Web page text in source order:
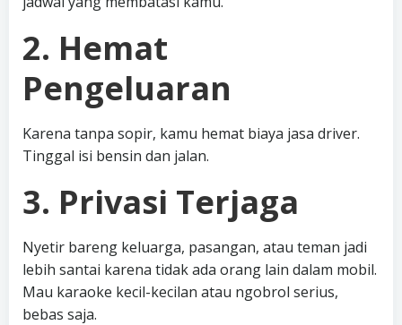
2. Hemat
Pengeluaran
Karena tanpa sopir, kamu hemat biaya jasa driver.
Tinggal isi bensin dan jalan.
3. Privasi Terjaga
Nyetir bareng keluarga, pasangan, atau teman jadi
lebih santai karena tidak ada orang lain dalam mobil.
Mau karaoke kecil-kecilan atau ngobrol serius,
bebas saja.